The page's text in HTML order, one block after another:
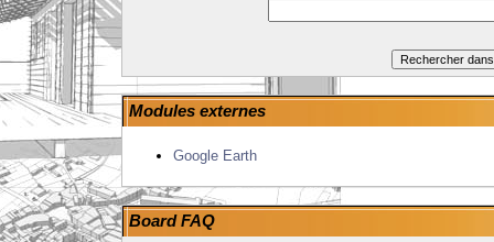
Modules externes
Google Earth
Board FAQ